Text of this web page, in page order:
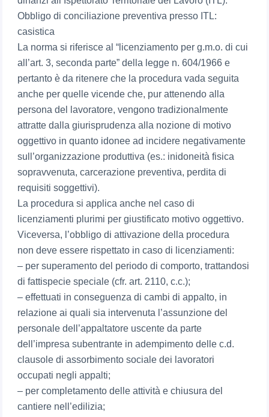
Obbligo di conciliazione preventiva presso ITL:
casistica
La norma si riferisce al “licenziamento per g.m.o. di cui
all’art. 3, seconda parte” della legge n. 604/1966 e
pertanto è da ritenere che la procedura vada seguita
anche per quelle vicende che, pur attenendo alla
persona del lavoratore, vengono tradizionalmente
attratte dalla giurisprudenza alla nozione di motivo
oggettivo in quanto idonee ad incidere negativamente
sull’organizzazione produttiva (es.: inidoneità fisica
sopravvenuta, carcerazione preventiva, perdita di
requisiti soggettivi).
La procedura si applica anche nel caso di
licenziamenti plurimi per giustificato motivo oggettivo.
Viceversa, l’obbligo di attivazione della procedura
non deve essere rispettato in caso di licenziamenti:
– per superamento del periodo di comporto, trattandosi
di fattispecie speciale (cfr. art. 2110, c.c.);
– effettuati in conseguenza di cambi di appalto, in
relazione ai quali sia intervenuta l’assunzione del
personale dell’appaltatore uscente da parte
dell’impresa subentrante in adempimento delle c.d.
clausole di assorbimento sociale dei lavoratori
occupati negli appalti;
– per completamento delle attività e chiusura del
cantiere nell’edilizia;